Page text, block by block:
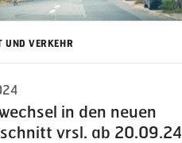
UND VERKEHR
in den neuen
vrsl. ab 20.09.24